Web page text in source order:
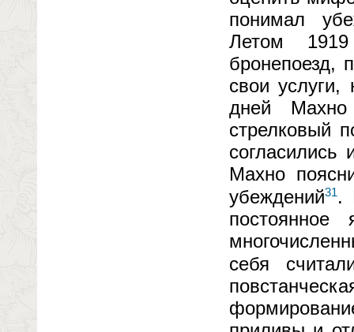
понимал
Летом
бронепоезд,
свои
дней Махно
стрелковый
Махно
убеждений31.
себя